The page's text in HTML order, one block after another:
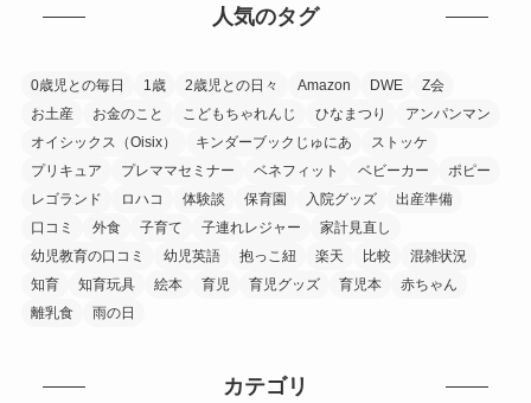
人気のタグ
0歳児との毎日 1歳 2歳児との日々 Amazon DWE
Z会
お土産
お金のこと こどもちゃれんじ ひなまつり
アンパンマン
オイシックス（Oisix）
キンダーブックじゅにあ
ストッケ
プリキュア
プレママセミナー ベネフィット ベビーカー
ポピー
レゴランド
ロハコ 体験談 保育園 入院グッズ
出産準備
口コミ
外食 子育て 子連れレジャー
家計見直し
幼児教育の口コミ
幼児英語 抱っこ紐 楽天 比較
混雑状況
知育
知育玩具 絵本 育児 育児グッズ 育児本
赤ちゃん
離乳食
雨の日
カテゴリ